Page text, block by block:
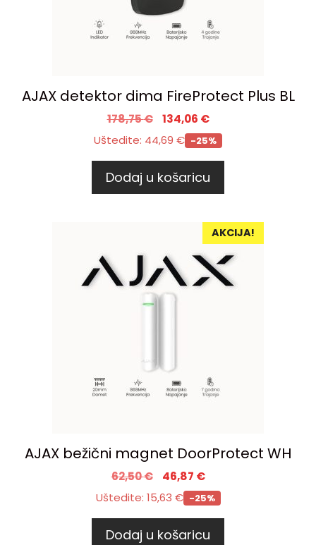
AJAX detektor dima FireProtect Plus BL
178,75€ 134,06 €
Uštedite: 44,69 € -25%
Dodaj u košaricu
AKCIJA!
AJAX bežični magnet DoorProtect WH
62,50€ 46,87 €
Uštedite: 15,63 € -25%
Dodaj u košaricu